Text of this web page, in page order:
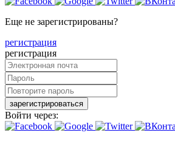
Еще не зарегистрированы?
регистрация
регистрация
зарегистрироваться
Войти через: